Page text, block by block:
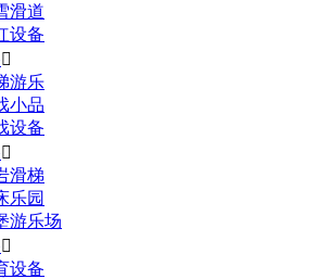
滑道
设备

游乐
小品
设备

滑梯
乐园
游乐场

设备